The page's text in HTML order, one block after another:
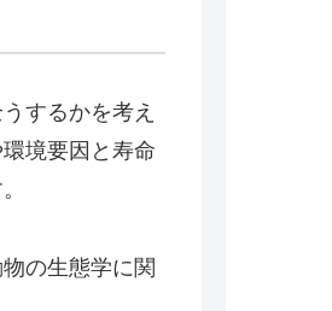
するかを考え
境要因と寿命
の生態学に関